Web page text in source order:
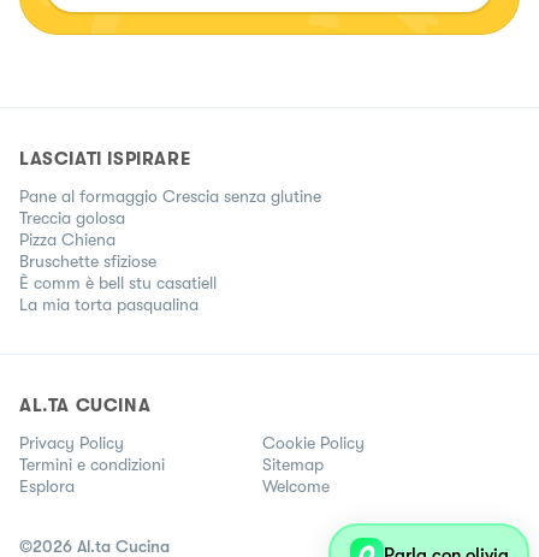
LASCIATI ISPIRARE
Pane al formaggio Crescia senza glutine
Treccia golosa
Pizza Chiena
Bruschette sfiziose
È comm è bell stu casatiell
La mia torta pasqualina
AL.TA CUCINA
Privacy Policy
Cookie Policy
Termini e condizioni
Sitemap
Esplora
Welcome
©2026 Al.ta Cucina